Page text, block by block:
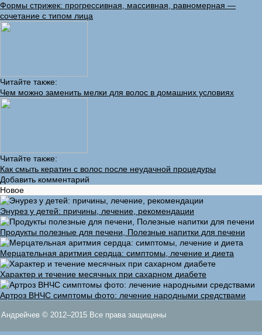
Формы стрижек: прогрессивная, массивная, равномерная —
сочетание с типом лица
Читайте также:
Чем можно заменить мелки для волос в домашних условиях
Читайте также:
Как смыть кератин с волос после неудачной процедуры
Добавить комментарий
Новое
Энурез у детей: причины, лечение, рекомендации
Продукты полезные для печени, Полезные напитки для печени
Мерцательная аритмия сердца: симптомы, лечение и диета
Характер и течение месячных при сахарном диабете
Артроз ВНЧС симптомы фото: лечение народными средствами
Андрейчев © 2012–2015 Все права защищены